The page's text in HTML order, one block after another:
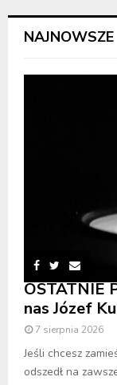
NAJNOWSZE
OSTATNIE
nas Józef
7 sierpnia 2026
Jeśli chcesz
odszedł na